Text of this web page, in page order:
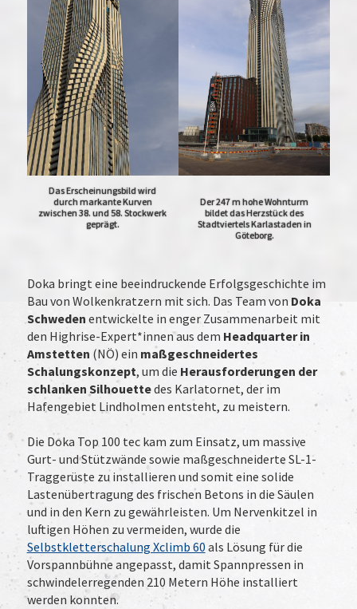
Das Erscheinungsbild wird
durch markante Kurven
zwischen 38. und 58. Stockwerk
geprägt.
Der 247 m hohe Wohnturm
bildet das Herzstück des
Stadtviertels Karlastaden in
Göteborg.
Doka bringt eine beeindruckende Erfolgsgeschichte im
Bau von Wolkenkratzern mit sich. Das Team von Doka
Schweden entwickelte in enger Zusammenarbeit mit
den Highrise-Expert*innen aus dem Headquarter in
Amstetten (NÖ) ein maßgeschneidertes
Schalungskonzept, um die Herausforderungen der
schlanken Silhouettedes Karlatornet, der im
Hafengebiet Lindholmen entsteht, zu meistern.
Die Doka Top 100 tec kam zum Einsatz, um massive
Gurt- und Stützwände sowie maßgeschneiderte SL-1-
Traggerüste zu installieren und somit eine solide
Lastenübertragung des frischen Betons in die Säulen
und in den Kern zu gewährleisten. Um Nervenkitzel in
luftigen Höhen zu vermeiden, wurde die
Selbstkletterschalung Xclimb 60 als Lösung für die
Vorspannbühne angepasst, damit Spannpressen in
schwindelerregenden 210 Metern Höhe installiert
werden konnten.